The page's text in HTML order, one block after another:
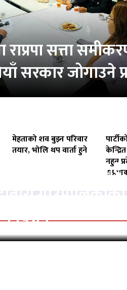
राप्रपा सत्ता
सरकार जोगाउने
मेहताको शव बुझ्न परिवार
तयार, भोलि थप वार्ता हुने
नहुन
व्यवसायलाई
निर्देशन